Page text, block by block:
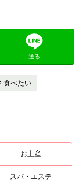
送る
食べたい
お土産
スパ・エステ